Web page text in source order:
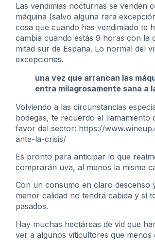
Las vendimias nocturnas se venden
máquina (salvo alguna rara
cosa que cuando has vendimiado te
cambia cuando estás 9 horas con la
mitad sur de España. Lo normal del
excepciones.
una vez que arrancan las
entra milagrosamente sana a
Volviendo a las circunstancias
bodegas, te recuerdo el llamamiento
favor del sector: https://
ante-la-crisis/
Es pronto para anticipar lo que
comprarán uva, al menos la misma
Con un consumo en claro descenso
menor calidad no tendrá cabida y sí
pasados.
Hay muchas hectáreas de vid que
ver a algunos viticultores que menos